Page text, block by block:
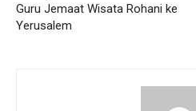
Guru Jemaat Wisata Rohani ke
Yerusalem